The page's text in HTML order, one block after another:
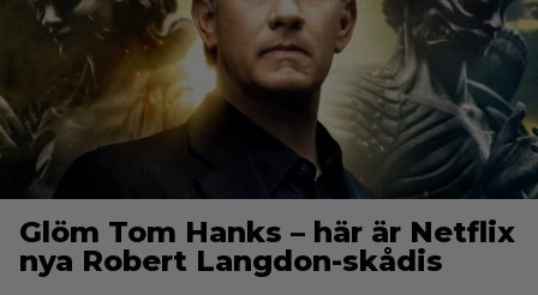
Glöm Tom Hanks – här är Netflix
nya Robert Langdon-skådis